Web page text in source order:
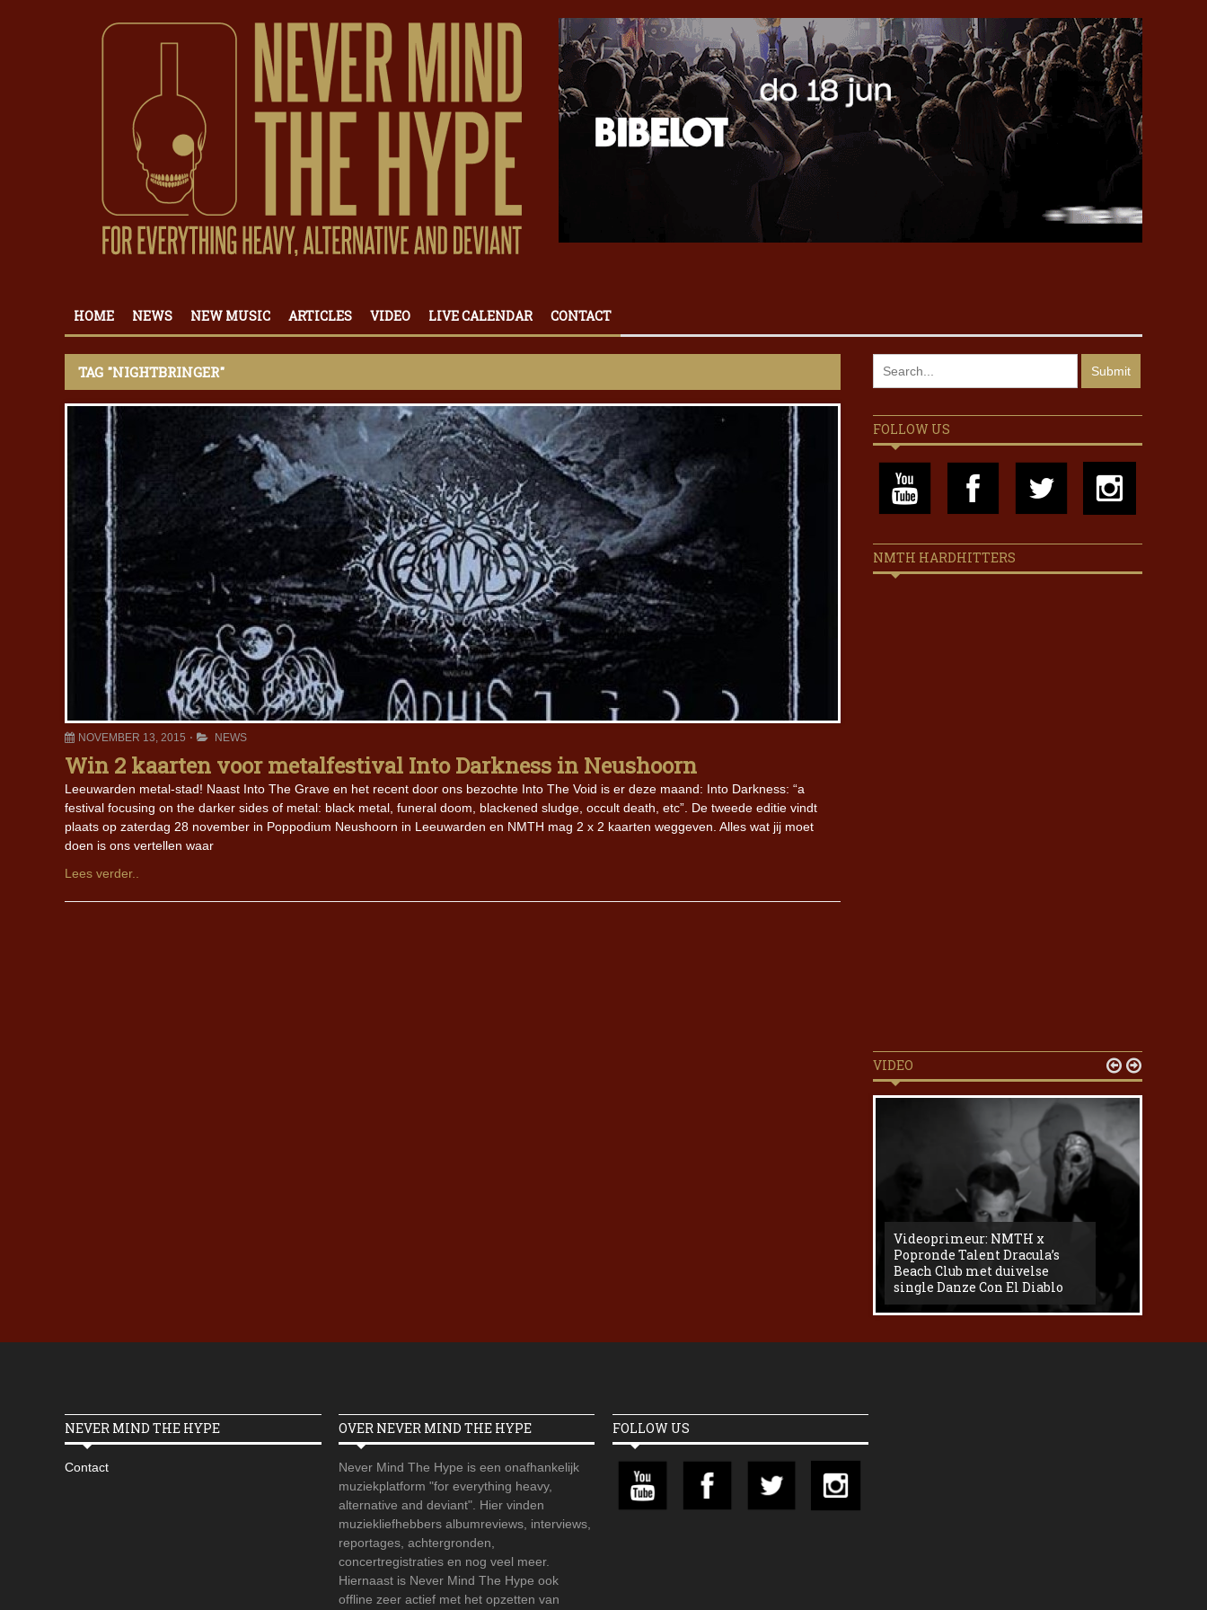
HOME NEWS NEW MUSIC ARTICLES VIDEO LIVE CALENDAR CONTACT
TAG "NIGHTBRINGER"
NOVEMBER 13, 2015 NEWS
Win 2 kaarten voor metalfestival Into Darkness in Neushoorn
Leeuwarden metal-stad! Naast Into The Grave en het recent door ons bezochte Into The Void is er deze maand: Into Darkness: “a
festival focusing on the darker sides of metal: black metal, funeral doom, blackened sludge, occult death, etc”. De tweede editie vindt
plaats op zaterdag 28 november in Poppodium Neushoorn in Leeuwarden en NMTH mag 2 x 2 kaarten weggeven. Alles wat jij moet
doen is ons vertellen waar
Lees verder..
FOLLOW US
NMTH HARDHITTERS
VIDEO
Videoprimeur: NMTH x
Popronde Talent Dracula’s
Beach Club met duivelse
single Danze Con El Diablo
 
NEVER MIND THE HYPE
Contact
OVER NEVER MIND THE HYPE
Never Mind The Hype is een onafhankelijk
muziekplatform "for everything heavy,
alternative and deviant". Hier vinden
muziekliefhebbers albumreviews, interviews,
reportages, achtergronden,
concertregistraties en nog veel meer.
Hiernaast is Never Mind The Hype ook
offline zeer actief met het opzetten van
FOLLOW US